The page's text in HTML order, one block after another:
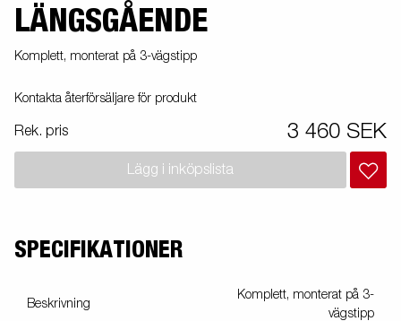
LÄNGSGÅENDE
Komplett, monterat på 3-vägstipp
Kontakta återförsäljare för produkt
Rek. pris 3 460 SEK
Lägg i inköpslista
SPECIFIKATIONER
Beskrivning
Komplett, monterat på 3-
vägstipp